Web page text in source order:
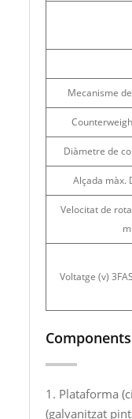
Mecanisme
Diàmetre de
Alçada màx.
Velocitat de
Voltatge (v)
1. Plataforma
(galvanitzat